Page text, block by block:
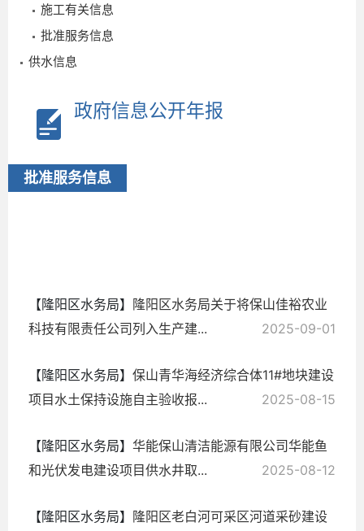
施工有关信息
批准服务信息
供水信息
政府信息公开年报
批准服务信息
【隆阳区水务局】 隆阳区水务局关于将保山佳裕农业
科技有限责任公司列入生产建...
2025-09-01
【隆阳区水务局】 保山青华海经济综合体11#地块建设
项目水土保持设施自主验收报...
2025-08-15
【隆阳区水务局】 华能保山清洁能源有限公司华能鱼
和光伏发电建设项目供水井取...
2025-08-12
【隆阳区水务局】 隆阳区老白河可采区河道采砂建设